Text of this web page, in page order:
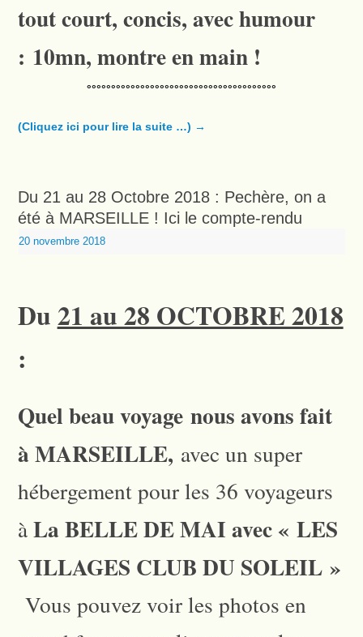
tout court, concis, avec humour
: 10mn, montre en main !
°°°°°°°°°°°°°°°°°°°°°°°°°°°°°°°°°°°°°°°
(Cliquez ici pour lire la suite …) →
Du 21 au 28 Octobre 2018 : Pechère, on a
été à MARSEILLE ! Ici le compte-rendu
20 novembre 2018
Du21 au 28 OCTOBRE 2018
:
Quel beau voyage nous avons fait
à MARSEILLE, avec un super
hébergement pour les 36 voyageurs
àLa BELLE DE MAI avec « LES
VILLAGES CLUB DU SOLEIL »
Vous pouvez voir les photos en